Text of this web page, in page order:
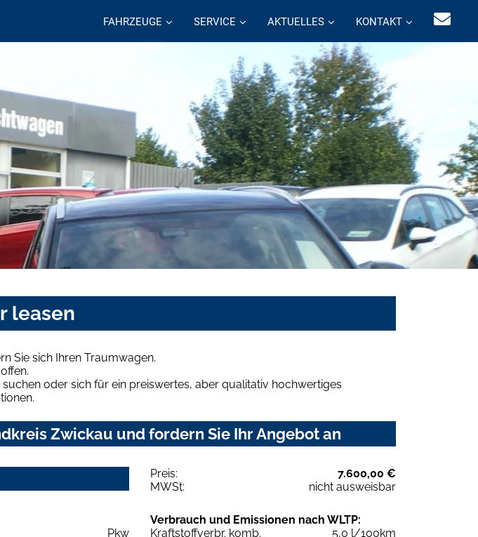
FAHRZEUGE SERVICE AKTUELLES KONTAKT
leasen
Sie sich Ihren Traumwagen.
oder sich für ein preiswertes, aber qualitativ hochwertiges
Zwickau und fordern Sie Ihr Angebot an
Preis:
7.600,00 €
MWSt:
nicht ausweisbar
Pkw
Verbrauch und Emissionen nach WLTP:
Kraftstoffverbr. komb.
5,0 l/100km